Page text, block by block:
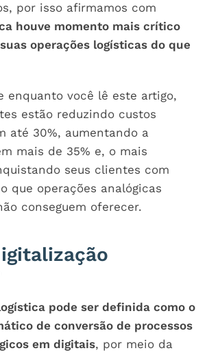
por isso afirmamos com
houve momento mais crítico
operações logísticas do que
enquanto você lê este artigo,
estão reduzindo custos
até 30%, aumentando a
mais de 35% e, o mais
seus clientes com
que operações analógicas
conseguem oferecer.
pode ser definida como o
de conversão de processos
em digitais, por meio da